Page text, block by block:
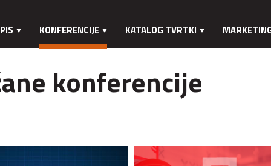
KONFERENCIJE KATALOG TVRTKI
konferencije